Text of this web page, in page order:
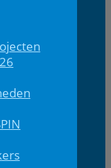
via Linkedin
ons via Instagram